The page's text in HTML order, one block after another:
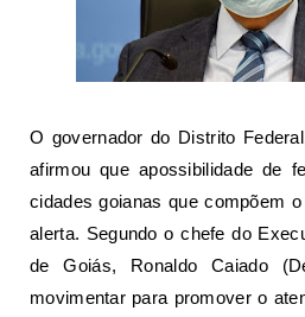
O governador do Distrito
afirmou que apossibilidade de
cidades goianas que compõem
alerta. Segundo o chefe do
de Goiás, Ronaldo Caiado
movimentar para promover o